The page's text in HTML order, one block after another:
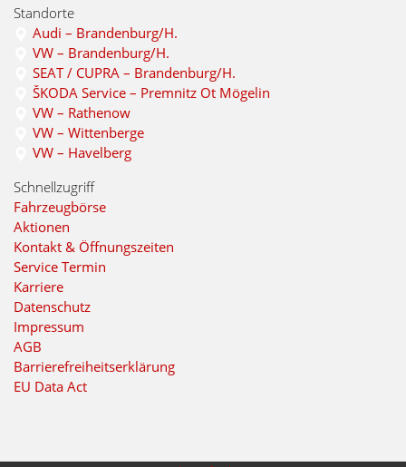
Standorte
Audi – Brandenburg/H.
VW – Brandenburg/H.
SEAT / CUPRA – Brandenburg/H.
ŠKODA Service – Premnitz Ot Mögelin
VW – Rathenow
VW – Wittenberge
VW – Havelberg
Schnellzugriff
Fahrzeugbörse
Aktionen
Kontakt & Öffnungszeiten
Service Termin
Karriere
Datenschutz
Impressum
AGB
Barrierefreiheitserklärung
EU Data Act